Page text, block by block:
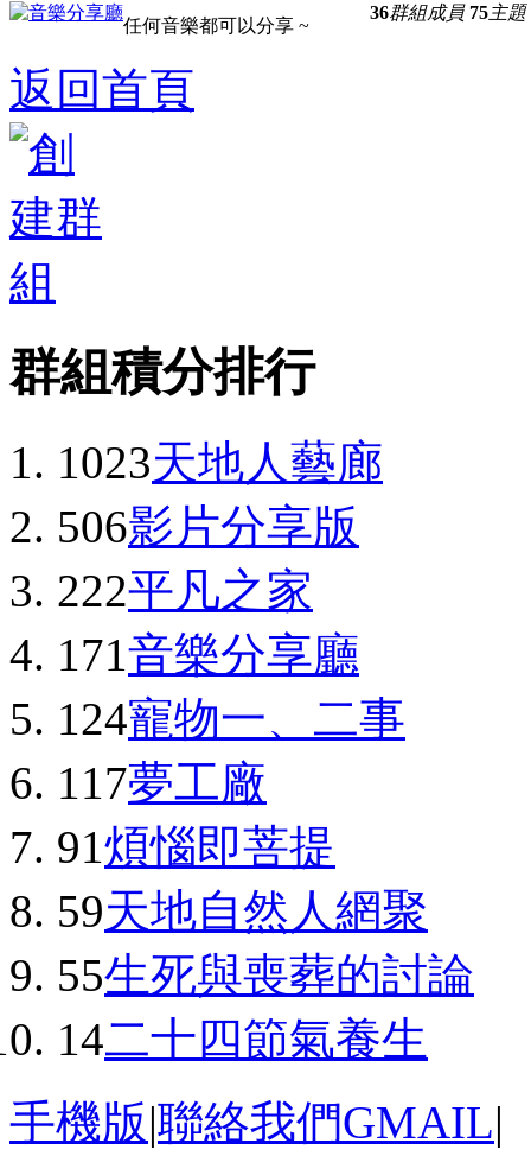
任何音樂都可以分享 ~
36群組成員 75主題
返回首頁
群組積分排行
1023天地人藝廊
506影片分享版
222平凡之家
171音樂分享廳
124寵物一、二事
117夢工廠
91煩惱即菩提
59天地自然人網聚
55生死與喪葬的討論
14二十四節氣養生
手機版|聯絡我們GMAIL|